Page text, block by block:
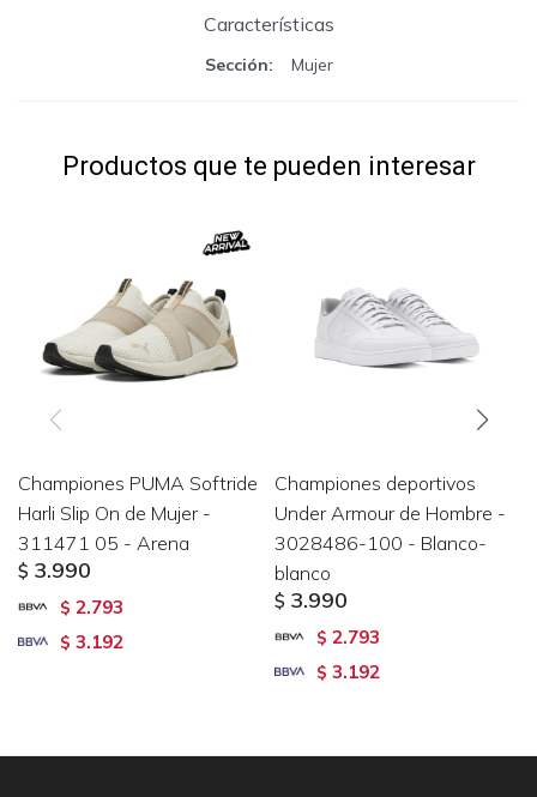
Características
Sección Mujer
Productos que te pueden interesar
Championes PUMA Softride
Harli Slip On de Mujer -
311471 05 - Arena
$ 3.990
$ 2.793
$ 3.192
Championes deportivos
Under Armour de Hombre -
3028486-100 - Blanco-
blanco
$ 3.990
$ 2.793
$ 3.192